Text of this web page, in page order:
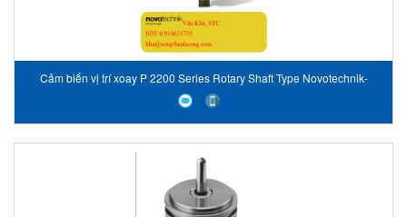
Cảm biến vị trí xoay P 2200 Series Rotary Shaft Type Novotechnik-
Vietnam